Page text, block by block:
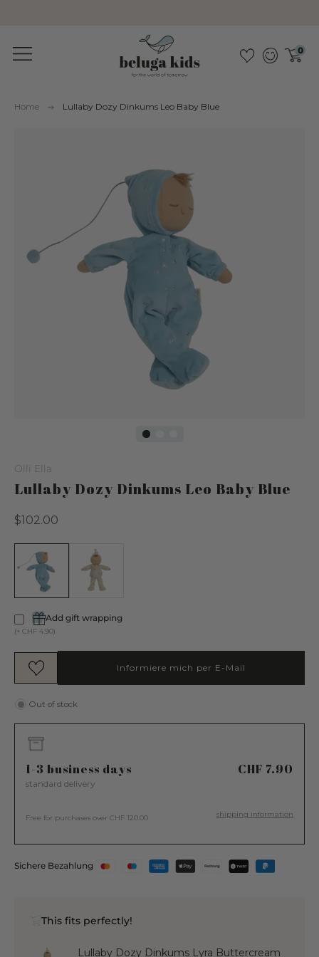
0
Home Lullaby Dozy Dinkums Leo Baby Blue
Olli Ella
Lullaby Dozy Dinkums Leo Baby Blue
Regular
$102.00
Add gift wrapping
(+ CHF 4.90)
Informiere mich per E-Mail
Out of stock
1-3 business days CHF 7.90
standard delivery
Free for purchases over CHF 120.00 shipping information
Sichere Bezahlung
This fits perfectly!
Lullaby Dozy Dinkums Lyra Buttercream